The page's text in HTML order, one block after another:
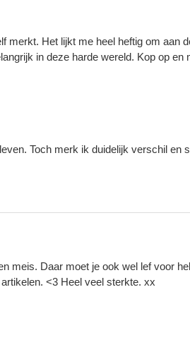
merkt. Het lijkt me heel heftig om aan
in deze harde wereld. Kop op en
Toch merk ik duidelijk verschil
meis. Daar moet je ook wel lef voor
<3 Heel veel sterkte. xx